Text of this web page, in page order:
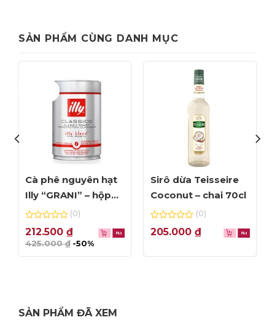
SẢN PHẨM CÙNG DANH MỤC
Cà phê nguyên hạt
Illy “GRANI” – hộp
250g (date Tháng
8/2023)
0
out
of
5
(0)
212.500 ₫
425.000₫ -50%
Sirô dừa Teisseire
Coconut – chai 70cl
0
out
5
(0)
205.000 ₫
SẢN PHẨM ĐÃ XEM